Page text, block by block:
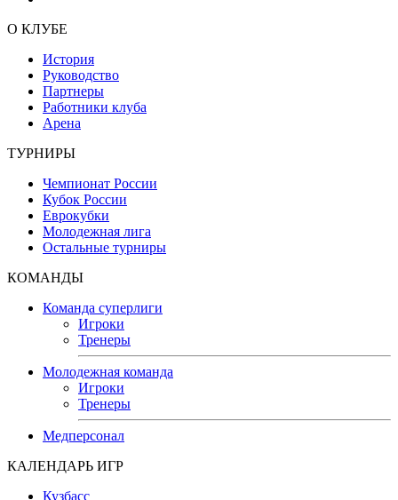
О КЛУБЕ
История
Руководство
Партнеры
Работники клуба
Арена
ТУРНИРЫ
Чемпионат России
Кубок России
Еврокубки
Молодежная лига
Остальные турниры
КОМАНДЫ
Команда суперлиги
Игроки
Тренеры
Молодежная команда
Игроки
Тренеры
Медперсонал
КАЛЕНДАРЬ ИГР
Кузбасс